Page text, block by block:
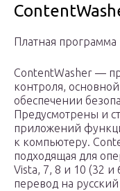
Платная программа
ContentWasher —
контроля,
обеспечении
Предусмотрены и
приложений
к компьютеру.
подходящая для
Vista, 7, 8 и 10 (32
перевод на